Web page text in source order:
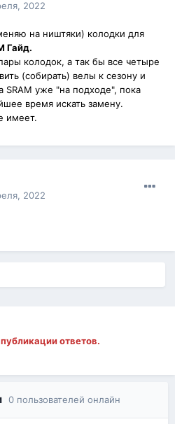
2022
на ништяки) колодки для
Гайд.
колодок, а так бы все четыре
(собирать) велы к сезону и
SRAM уже "на подходе", пока
время искать замену.
имеет.
2022
ответов.
0 пользователей онлайн